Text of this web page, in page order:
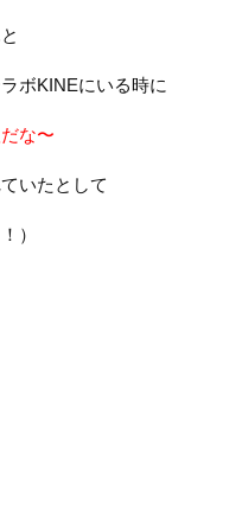
ボKINEにいる時に
な〜
いたとして
）